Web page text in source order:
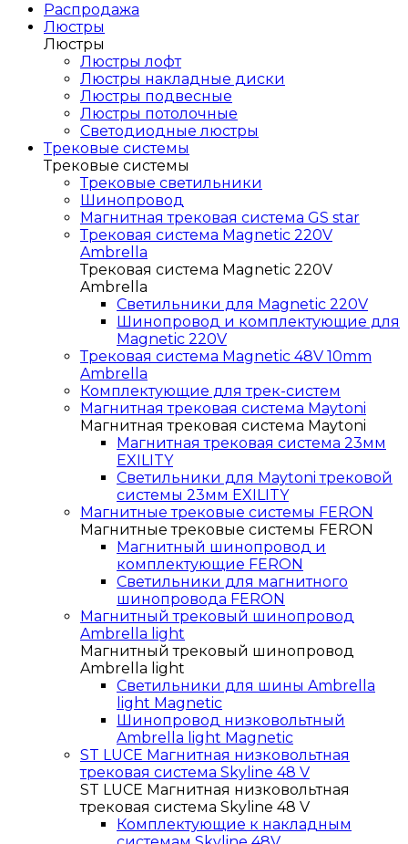
Распродажа
Люстры
Люстры
Люстры лофт
Люстры накладные диски
Люстры подвесные
Люстры потолочные
Светодиодные люстры
Трековые системы
Трековые системы
Трековые светильники
Шинопровод
Магнитная трековая система GS star
Трековая система Magnetic 220V
Ambrella
Трековая система Magnetic 220V
Ambrella
Светильники для Magnetic 220V
Шинопровод и комплектующие для
Magnetic 220V
Трековая система Magnetic 48V 10mm
Ambrella
Комплектующие для трек-систем
Магнитная трековая система Maytoni
Магнитная трековая система Maytoni
Магнитная трековая система 23мм
EXILITY
Светильники для Maytoni трековой
системы 23мм EXILITY
Магнитные трековые системы FERON
Магнитные трековые системы FERON
Магнитный шинопровод и
комплектующие FERON
Светильники для магнитного
шинопровода FERON
Магнитный трековый шинопровод
Ambrella light
Магнитный трековый шинопровод
Ambrella light
Светильники для шины Ambrella
light Magnetic
Шинопровод низковольтный
Ambrella light Magnetic
ST LUCE Магнитная низковольтная
трековая система Skyline 48 V
ST LUCE Магнитная низковольтная
трековая система Skyline 48 V
Комплектующие к накладным